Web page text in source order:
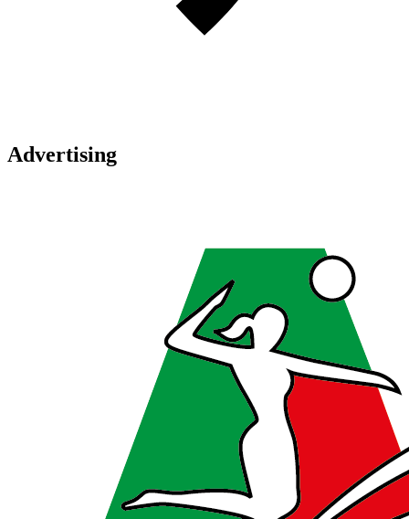
Advertising